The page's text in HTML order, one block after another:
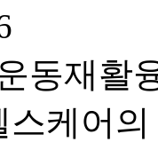
동재활
케어